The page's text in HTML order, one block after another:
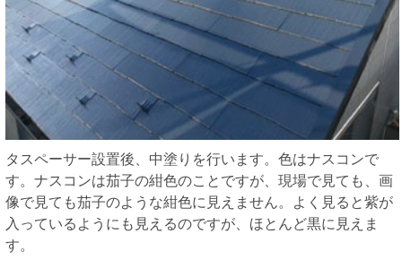
タスペーサー設置後、中塗りを行います。色はナスコンで
す。ナスコンは茄子の紺色のことですが、現場で見ても、画
像で見ても茄子のような紺色に見えません。よく見ると紫が
入っているようにも見えるのですが、ほとんど黒に見えま
す。